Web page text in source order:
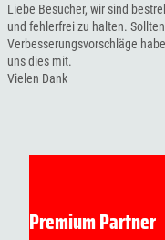
Liebe Besucher, wir sind
und fehlerfrei zu halten.
Verbesserungsvorschläge
uns dies mit.
Vielen Dank
Premium Partner